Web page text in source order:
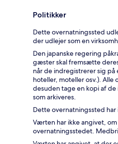
Politikker
Dette overnatningssted
der udlejer som en
Den japanske regering
gæster skal fremsætte
når de indregistrerer sig
hoteller, moteller osv.). Alle
desuden tage en kopi af
som arkiveres.
Dette overnatningssted har
Værten har ikke angivet,
overnatningsstedet.